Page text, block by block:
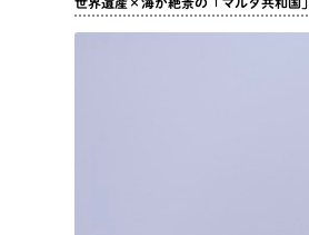
世界遺産×海が絶景の「マルタ共和国」